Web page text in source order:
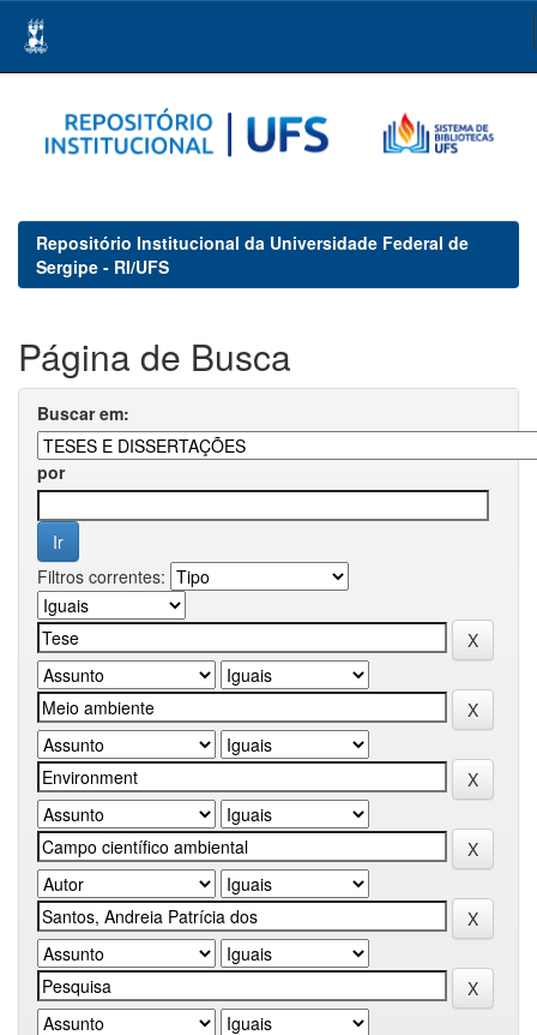
navigation
Repositório Institucional da Universidade Federal de
Sergipe - RI/UFS
Página de Busca
Buscar em:
por
Filtros correntes: